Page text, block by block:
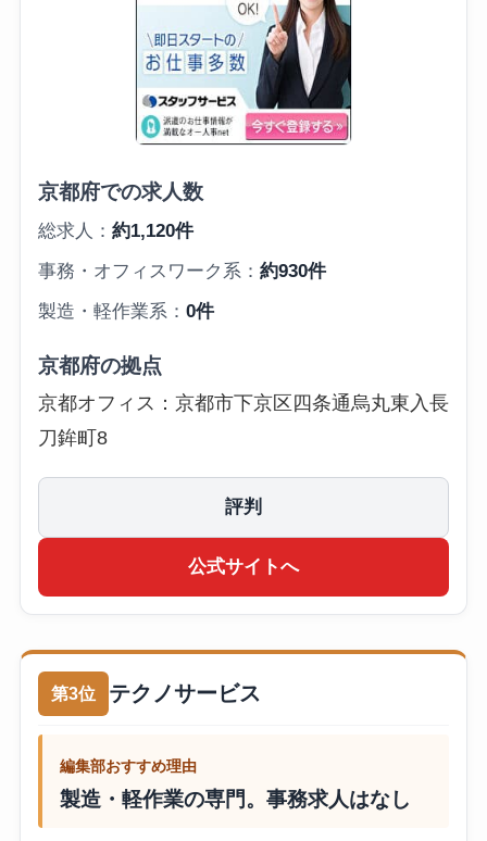
京都府での求人数
総求人： 約1,120件
事務・オフィスワーク系： 約930件
製造・軽作業系： 0件
京都府の拠点
京都オフィス：京都市下京区四条通烏丸東入長
刀鉾町8
評判
公式サイトへ
第3位 テクノサービス
編集部おすすめ理由
製造・軽作業の専門。事務求人はなし